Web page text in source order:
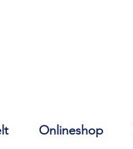
Onlineshop